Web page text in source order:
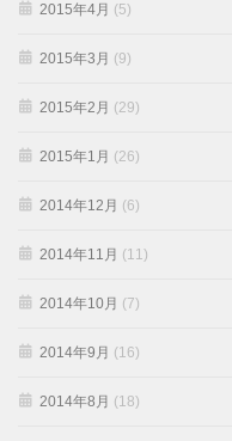
2015年4月 (5)
2015年3月 (9)
2015年2月 (29)
2015年1月 (26)
2014年12月 (6)
2014年11月 (11)
2014年10月 (7)
2014年9月 (16)
2014年8月 (18)